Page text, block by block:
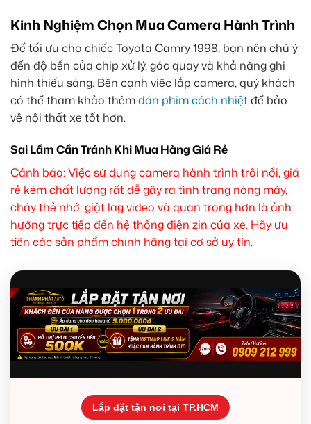
Kinh Nghiệm Chọn Mua Camera Hành Trình
Để tối ưu cho chiếc Toyota Camry 1998, bạn nên chú ý
đến độ bền của chip xử lý, góc quay và khả năng ghi
hình thiếu sáng. Bên cạnh việc lắp camera, quý khách
có thể tham khảo thêmdán phim cách nhiệtđể bảo
vệ nội thất xe tốt hơn.
Sai Lầm Cần Tránh Khi Mua Hàng Giá Rẻ
Cảnh báo: Việc sử dụng camera hành trình trôi nổi, giá
rẻ kém chất lượng rất dễ gây ra tình trạng nóng máy,
cháy thẻ nhớ, giật lag video và quan trọng hơn là ảnh
hưởng trực tiếp đến hệ thống điện zin của xe. Hãy ưu
tiên các sản phẩm chính hãng tại cơ sở uy tín.
Lắp đặt tận nơi tại TP.HCM